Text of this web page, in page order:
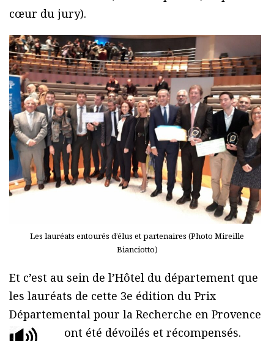
cœur du jury).
Les lauréats entourés d’élus et partenaires (Photo Mireille
Bianciotto)
Et c’est au sein de l’Hôtel du département que
les lauréats de cette 3e édition du Prix
Départemental pour la Recherche en Provence
ont été dévoilés et récompensés.